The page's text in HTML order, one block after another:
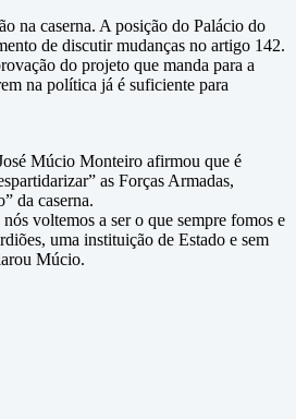
na caserna. A posição do Palácio do
de discutir mudanças no artigo 142.
do projeto que manda para a
na política já é suficiente para
Múcio Monteiro afirmou que é
as Forças Armadas,
da caserna.
voltemos a ser o que sempre fomos e
uma instituição de Estado e sem
Múcio.